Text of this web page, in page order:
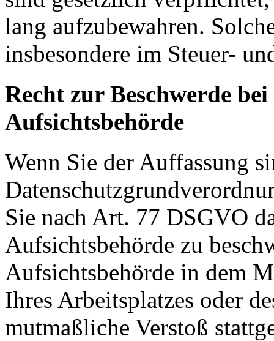
lang aufzubewahren.
insbesondere im Steuer-
Recht zur Beschwerde
Aufsichtsbehörde
Wenn Sie der Auffassung
Sie nach Art. 77 DSGVO
Aufsichtsbehörde zu
Aufsichtsbehörde in dem
Ihres Arbeitsplatzes oder
mutmaßliche Verstoß